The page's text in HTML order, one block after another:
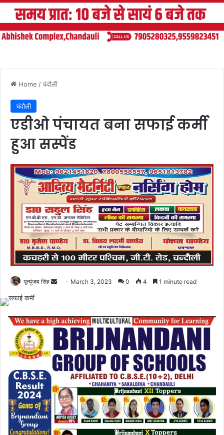
Home /चंदौली
चंदौली
एडीओ पंचायत बना सफाई कर्मी
हुआ सस्पेंड
मृत्युंजय सिंह
Send March 3, 2023 0 4 1 minute read